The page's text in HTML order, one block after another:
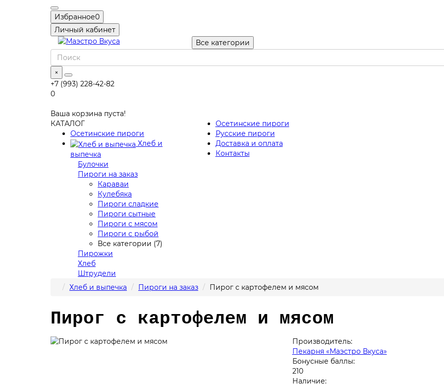
Избранное0
Личный кабинет
Все категории
×
+7 (993) 228-42-82
0
Ваша корзина пуста!
КАТАЛОГ
Осетинские пироги
Хлеб и
выпечка
Булочки
Пироги на заказ
Караваи
Кулебяка
Пироги сладкие
Пироги сытные
Пироги с мясом
Пироги с рыбой
Все категории (7)
Пирожки
Хлеб
Штрудели
Осетинские пироги
Русские пироги
Доставка и оплата
Контакты
Хлеб и выпечка Пироги на заказ Пирог с картофелем и мясом
Пирог с картофелем и мясом
Производитель:
Пекарня «Маэстро Вкуса»
Бонусные баллы:
210
Наличие: